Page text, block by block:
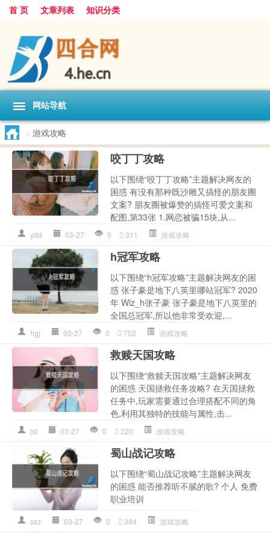
首 页 文章列表 知识分类
网站导航
> 游戏攻略
咬丁丁攻略
以下围绕“咬丁丁攻略”主题解决网友的
困惑 有没有那种既沙雕又搞怪的朋友圈
文案? 朋友圈被爆赞的搞怪可爱文案和
配图,第33张 1.网恋被骗15块,从...
ydd 03-27 0 311 游戏攻略
h冠军攻略
以下围绕“h冠军攻略”主题解决网友的困
惑 张子豪是地下八英里哪站冠军? 2020
年 Wiz_h张子豪 张子豪是地下八英里的
全国总冠军,所以他非常受欢迎,...
hgj 03-27 0 702 游戏攻略
救赎天国攻略
以下围绕“救赎天国攻略”主题解决网友
的困惑 天国拯救任务攻略? 在天国拯救
任务中,玩家需要通过合理搭配不同的角
色,利用其独特的技能与属性,击...
jst 03-27 0 220 游戏攻略
蜀山战记攻略
以下围绕“蜀山战记攻略”主题解决网友
的困惑 能否推荐听不腻的歌? 个人 免费
职业培训
ssz 03-27 0 384 游戏攻略